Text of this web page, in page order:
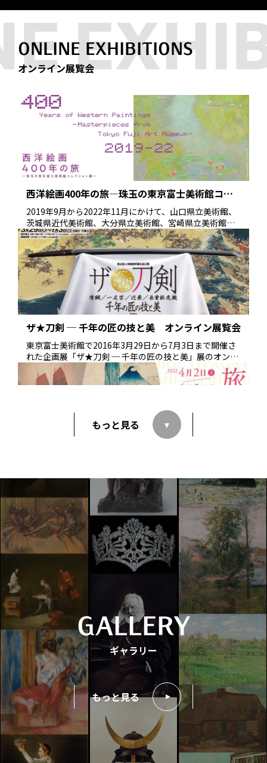
ONLINE EXHIBITIONS
オンライン展覧会
西洋絵画400年の旅―珠玉の東京富士美術館コレ
クション展― オンライン展覧会
2019年9月から2022年11月にかけて、山口県立美術館、
茨城県近代美術館、大分県立美術館、宮崎県立美術館、
沖縄県立博物館・美術館、岡山県立美術館、栃木県立美
術館、佐賀県立美術館、熊本県立美術館、富山県美術館
（開催順）の各会場で開催された当館所蔵作品による企
画展「西洋絵画400年の旅」（展覧会名称は会場により異
なる）のオンライン展覧会です。
ザ★刀剣 ─ 千年の匠の技と美 オンライン展覧会
東京富士美術館で2016年3月29日から7月3日まで開催さ
れた企画展「ザ★刀剣 ─ 千年の匠の技と美」展のオンラ
イン展覧会です。
旅路の風景─北斎、広重、吉田博、川瀬巴水─
オンライン展覧会
東京富士美術館で2022年4月2日から6月5日まで開催され
た企画展「旅路の風景」展のオンライン展覧会です。
西洋版画の魅力 オンライン展覧会
東京富士美術館で2021年12月10日から2022年1月30日ま
で開催された企画展「西洋版画の魅力」展のオンライン
展覧会です。
もっと見る
GALLERY
ギャラリー
もっと見る